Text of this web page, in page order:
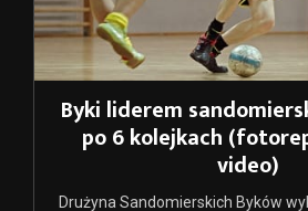
Byki liderem
po 6 kolejkach
video)
Drużyna Sandomierskich Byków